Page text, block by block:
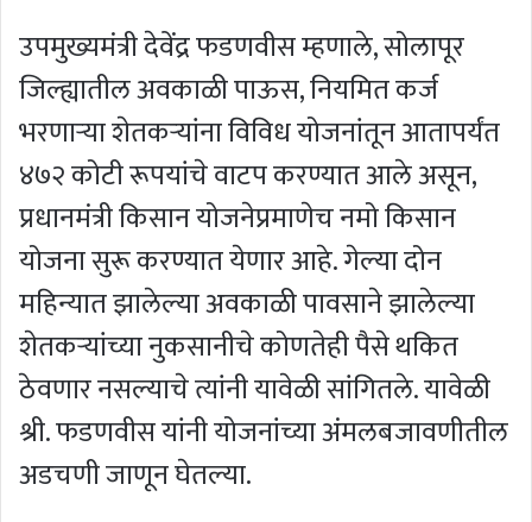
उपमुख्यमंत्री देवेंद्र फडणवीस म्हणाले, सोलापूर
जिल्ह्यातील अवकाळी पाऊस, नियमित कर्ज
भरणाऱ्या शेतकऱ्यांना विविध योजनांतून आतापर्यंत
४७२ कोटी रूपयांचे वाटप करण्यात आले असून,
प्रधानमंत्री किसान योजनेप्रमाणेच नमो किसान
योजना सुरू करण्यात येणार आहे. गेल्या दोन
महिन्यात झालेल्या अवकाळी पावसाने झालेल्या
शेतकऱ्यांच्या नुकसानीचे कोणतेही पैसे थकित
ठेवणार नसल्याचे त्यांनी यावेळी सांगितले. यावेळी
श्री. फडणवीस यांनी योजनांच्या अंमलबजावणीतील
अडचणी जाणून घेतल्या.